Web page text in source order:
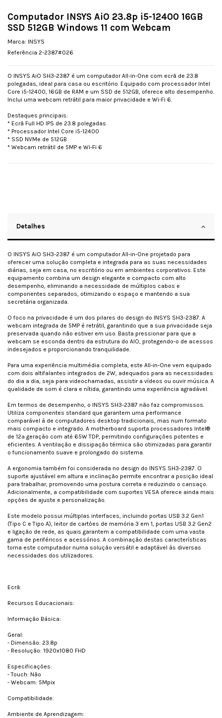
Computador INSYS AiO 23.8p i5-12400 16GB
SSD 512GB Windows 11 com Webcam
Marca: INSYS
Referência 2-2387#026
O INSYS AiO SH3-2387 é um computador All-in-One com ecrã de 23.8
polegadas, ideal para casa ou escritório. Equipado com processador Intel
Core i5-12400, 16GB de RAM e um SSD de 512GB, oferece alto desempenho.
Inclui uma webcam retrátil para maior privacidade e Wi-Fi 6.
Destaques principais:
* Ecrã Full HD IPS de 23.8 polegadas
* Processador Intel Core i5-12400
* SSD NVMe de 512GB
* Webcam retrátil de 5MP e Wi-Fi 6
Detalhes
O INSYS AiO SH3-2387 é um computador All-in-One projetado para
oferecer uma solução completa e integrada para as suas necessidades
diárias, seja em casa, no escritório ou em ambientes corporativos. Este
equipamento combina um design elegante e compacto com alto
desempenho, eliminando a necessidade de múltiplos cabos e
componentes separados, otimizando o espaço e mantendo a sua
secretária organizada.
O foco na privacidade é um dos pilares do design do INSYS SH3-2387. A
webcam integrada de 5MP é retrátil, garantindo que a sua privacidade seja
preservada quando não estiver em uso. Basta pressionar para que a
webcam se esconda dentro da estrutura do AIO, protegendo-o de acessos
indesejados e proporcionando tranquilidade.
Para uma experiência multimédia completa, este All-in-One vem equipado
com dois altifalantes integrados de 2W, adequados para as necessidades
do dia a dia, seja para videochamadas, assistir a vídeos ou ouvir música. A
qualidade de som é clara e nítida, garantindo uma experiência agradável.
Em termos de desempenho, o INSYS SH3-2387 não faz compromissos.
Utiliza componentes standard que garantem uma performance
comparável à de computadores desktop tradicionais, mas num formato
mais compacto e integrado. A motherboard suporta processadores Intel®
de 12ª geração com até 65W TDP, permitindo configurações potentes e
eficientes. A ventilação e dissipação térmica são otimizadas para garantir
o funcionamento suave e prolongado do sistema.
A ergonomia também foi considerada no design do INSYS SH3-2387. O
suporte ajustável em altura e inclinação permite encontrar a posição ideal
para trabalhar, promovendo uma postura correta e reduzindo o cansaço.
Adicionalmente, a compatibilidade com suportes VESA oferece ainda mais
opções de ajuste e personalização.
Este modelo possui múltiplas interfaces, incluindo portas USB 3.2 Gen1
(Tipo C e Tipo A), leitor de cartões de memória 3 em 1, portas USB 3.2 Gen2
e ligação de rede, as quais garantem a compatibilidade com uma vasta
gama de periféricos e acessórios. A combinação destas características
torna este computador numa solução versátil e adaptável às diversas
necessidades dos utilizadores.
Ecrã:
Recursos Educacionais:
Informação Básica:
Geral:
- Dimensão: 23.8p
- Resolução: 1920x1080 FHD
Especificações:
- Touch: Não
- Webcam: 5Mpix
Compatibilidade:
Ambiente de Aprendizagem: